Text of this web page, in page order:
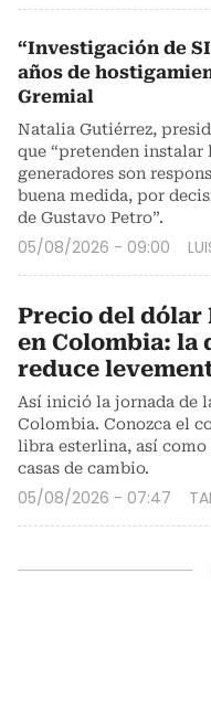
“Investigación de
años de
Gremial
Natalia Gutiérrez,
que “pretenden instalar
generadores son
buena medida, por
de Gustavo Petro”.
05/08/2026 - 09:00
Precio del dólar
en Colombia:
reduce
Así inició la jornada de
Colombia. Conozca el
libra esterlina, así como
casas de cambio.
05/08/2026 - 07:47